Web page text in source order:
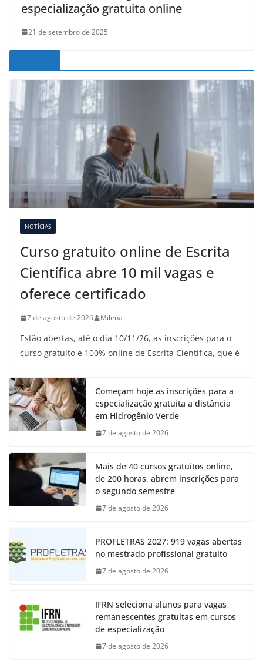
especialização gratuita online
21 de setembro de 2025
NOTÍCIAS
Curso gratuito online de Escrita
Científica abre 10 mil vagas e
oferece certificado
7 de agosto de 2026 Milena
Estão abertas, até o dia 10/11/26, as inscrições para o
curso gratuito e 100% online de Escrita Científica, que é
Começam hoje as inscrições para a
especialização gratuita a distância
em Hidrogênio Verde
7 de agosto de 2026
Mais de 40 cursos gratuitos online,
de 200 horas, abrem inscrições para
o segundo semestre
7 de agosto de 2026
PROFLETRAS 2027: 919 vagas abertas
no mestrado profissional gratuito
7 de agosto de 2026
IFRN seleciona alunos para vagas
remanescentes gratuitas em cursos
de especialização
7 de agosto de 2026